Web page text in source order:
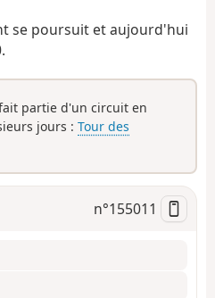
a
n
se poursuit et aujourd'hui
partie d'un circuit en
jours :Tour des
n°155011